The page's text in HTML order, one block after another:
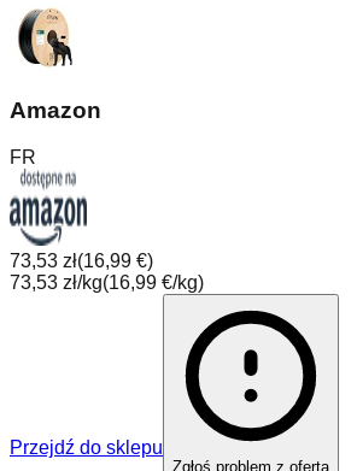
Amazon
FR
73,53 zł(16,99 €)
73,53 zł/kg(16,99 €/kg)
Przejdź do sklepu
Zgłoś problem z ofertą